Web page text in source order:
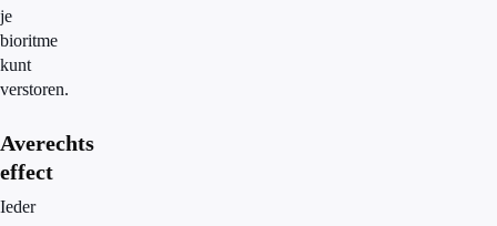
je
bioritme
kunt
verstoren.
Averechts
effect
Ieder